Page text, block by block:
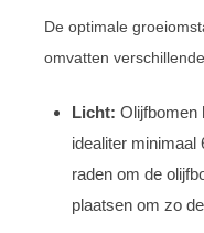
De optimale
omvatten
Licht: Olijfbomen
idealiter minimaal
raden om de
plaatsen om zo